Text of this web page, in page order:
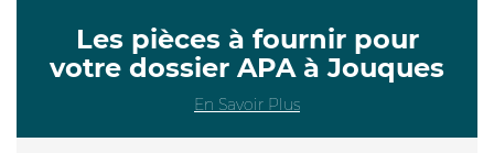
Les pièces à fournir pour
votre dossier APA à Jouques
En Savoir Plus